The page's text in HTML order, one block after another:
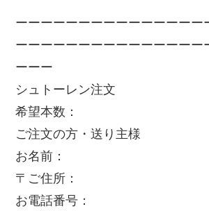
ーーーーーーーーーーーーーーー
ーーーーーーーーーーーーーーー
ーーー
シュトーレン注文
希望本数：
ご注文の方・送り主様
お名前：
〒ご住所：
お電話番号：